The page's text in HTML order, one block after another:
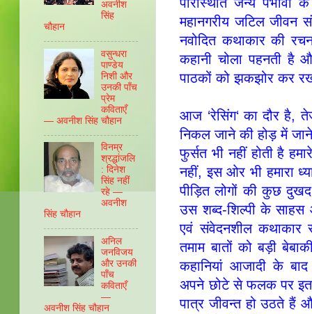
महानगरीय जटिल जीवन
नवोदित कथाकार की
कहानी चोला पहनती है
पाठकों को झकझोर कर
आज ‘रेसिंग‘ का दौर है,
निकल जाने की होड़ में
फुर्सत भी नहीं होती है
नहीं, इस ओर भी हमारा
पीड़ित लोगों की कुछ दुखद
उस शब्‍द-शिल्‍पी के साहस
एवं संवेदनशील कथाकार
तमाम बातों को बड़ी
कहानियां आजादी के
अपने छोटे से फलक पर
पात्र जीवन्‍त हो उठते हैं
अवनीश
सिंह
चौहान
वसुन्‍धरा
पाण्‍डेय
निशी और
उनकी पाँच
प्रेम
कविताएँ
— अवनीश सिंह चौहान
विनम्र
श्रद्धांजलि
: दिनेश
सिंह नहीं
रहे —
अवनीश
सिंह चौहान
अनिल
जनविजय
और उनकी
पाँच
कविताएँ
—
अवनीश सिंह चौहान